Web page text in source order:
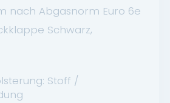
nach Abgasnorm Euro 6e
Schwarz,
Stoff /